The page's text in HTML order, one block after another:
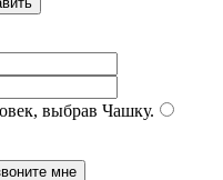
выбрав Чашку.